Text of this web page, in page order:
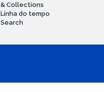
& Collections
Linha do tempo
Search